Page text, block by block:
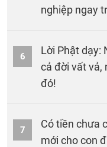
nghiệp ngay
6
Lời Phật dạy:
cả đời vất vả,
đó!
7
Có tiền chưa
mới cho con